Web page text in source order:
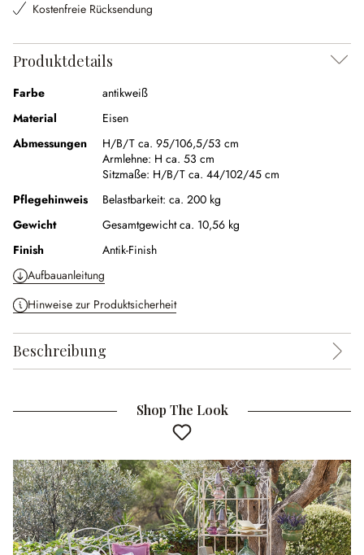
Kostenfreie Rücksendung
Produktdetails
Farbe
antikweiß
Material
Eisen
Abmessungen
H/B/T ca. 95/106,5/53 cm
Armlehne: H ca. 53 cm
Sitzmaße: H/B/T ca. 44/102/45 cm
Pflegehinweis
Belastbarkeit: ca. 200 kg
Gewicht
Gesamtgewicht ca. 10,56 kg
Finish
Antik-Finish
Aufbauanleitung
Hinweise zur Produktsicherheit
Beschreibung
Shop The Look